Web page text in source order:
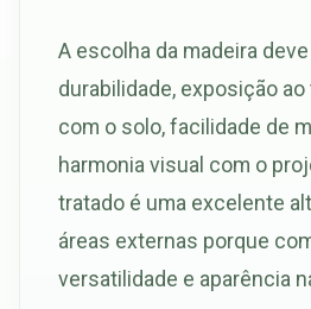
A escolha da madeira
durabilidade, exposição
com o solo, facilidade de
harmonia visual com o
tratado é uma excelente
áreas externas porque
versatilidade e aparência